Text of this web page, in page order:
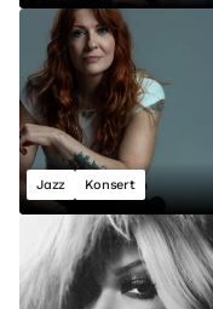
Jazz Konsert